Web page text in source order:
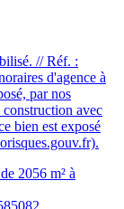
// Réf. :
d'agence à
par nos
avec
bien est exposé